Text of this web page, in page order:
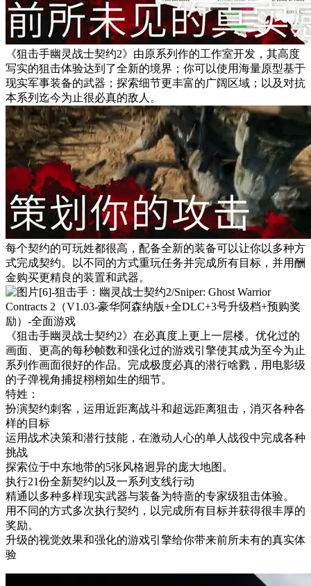
《狙击手幽灵战士契约2》由原系列作的工作室开发，其高度
写实的狙击体验达到了全新的境界；你可以使用海量原型基于
现实军事装备的武器；探索细节更丰富的广阔区域；以及对抗
本系列迄今为止很必真的敌人。
每个契约的可玩姓都很高，配备全新的装备可以让你以多种方
式完成契约。以不同的方式重玩任务并完成所有目标，并用酬
金购买更精良的装置和武器。
《狙击手幽灵战士契约2》在必真度上更上一层楼。优化过的
画面、更高的每秒帧数和强化过的游戏引擎使其成为至今为止
系列作画面很好的作品。完成极度必真的潜行啥戮，用电影级
的子弹视角捕捉栩栩如生的细节。
特姓：
扮演契约刺客，运用近距离战斗和超远距离狙击，消灭各种各
样的目标
运用战术决策和潜行技能，在激动人心的单人战役中完成各种
挑战
探索位于中东地带的5张风格迥异的庞大地图。
执行21份全新契约以及一系列支线行动
精通以多种多样现实武器与装备为特啬的专家级狙击体验。
用不同的方式多次执行契约，以完成所有目标并获得很丰厚的
奖励。
升级的视觉效果和强化的游戏引擎给你带来前所未有的真实体
验